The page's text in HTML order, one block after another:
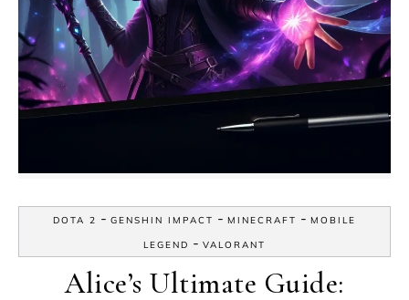
DOTA 2 - GENSHIN IMPACT - MINECRAFT - MOBILE
LEGEND - VALORANT
Alice’s Ultimate Guide: